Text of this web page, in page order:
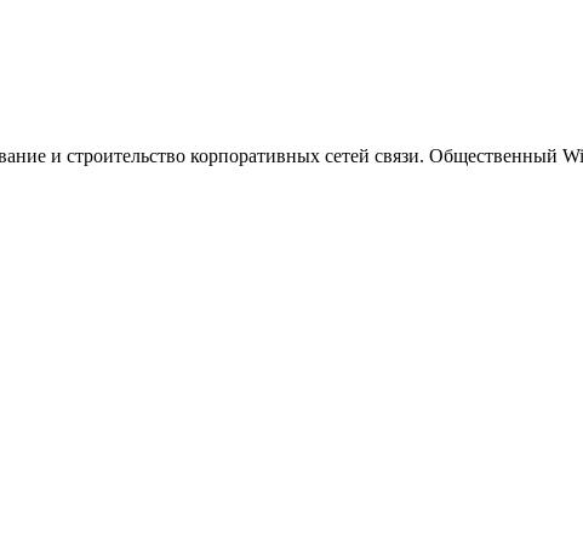
и строительство корпоративных сетей связи. Общественный